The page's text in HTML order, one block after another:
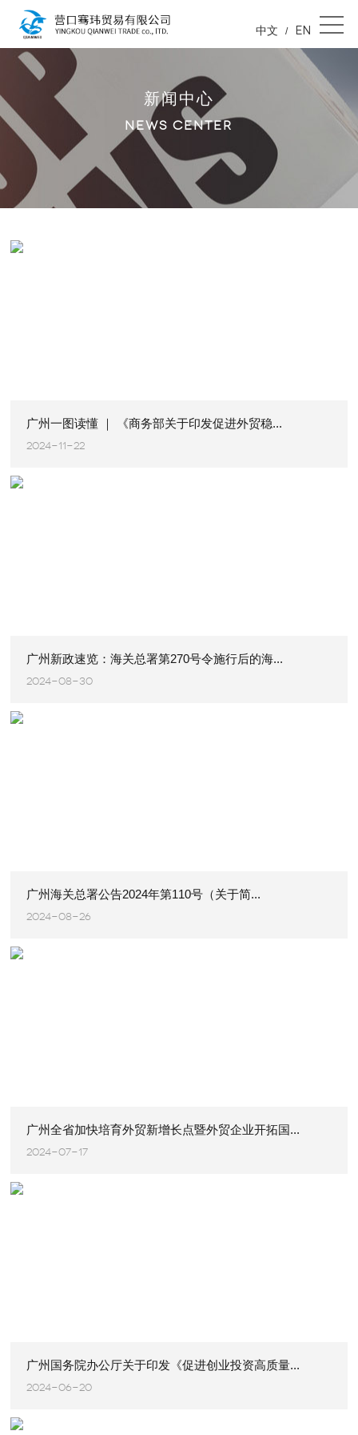
中文 / EN
新闻中心
NEWS CENTER
广州一图读懂 ｜ 《商务部关于印发促进外贸稳...
2024-11-22
广州新政速览：海关总署第270号令施行后的海...
2024-08-30
广州海关总署公告2024年第110号（关于简...
2024-08-26
广州全省加快培育外贸新增长点暨外贸企业开拓国...
2024-07-17
广州国务院办公厅关于印发《促进创业投资高质量...
2024-06-20